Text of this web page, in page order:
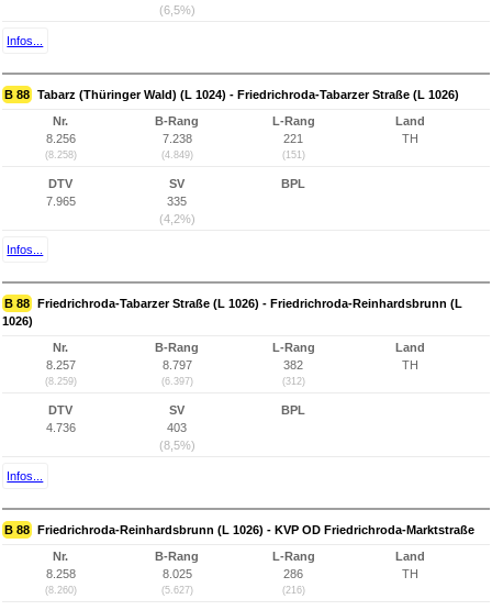
(6,5%)
Infos...
B 88 Tabarz (Thüringer Wald) (L 1024) - Friedrichroda-Tabarzer Straße (L 1026)
Nr.
8.256
(8.258)
B-Rang
7.238
(4.849)
L-Rang
221
(151)
Land
TH
DTV
7.965
SV
335
(4,2%)
BPL
Infos...
B 88 Friedrichroda-Tabarzer Straße (L 1026) - Friedrichroda-Reinhardsbrunn (L
1026)
Nr.
8.257
(8.259)
B-Rang
8.797
(6.397)
L-Rang
382
(312)
Land
TH
DTV
4.736
SV
403
(8,5%)
BPL
Infos...
B 88 Friedrichroda-Reinhardsbrunn (L 1026) - KVP OD Friedrichroda-Marktstraße
Nr.
8.258
(8.260)
B-Rang
8.025
(5.627)
L-Rang
286
(216)
Land
TH